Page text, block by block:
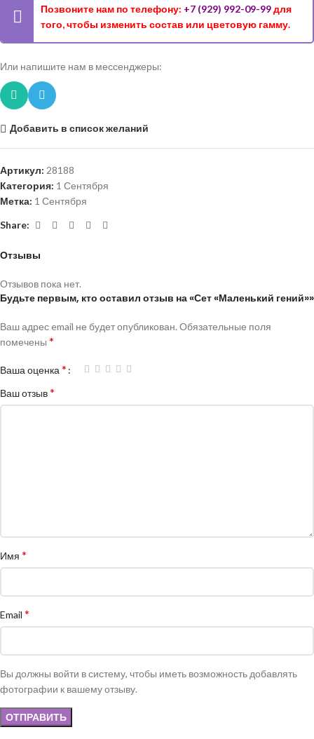
Позвоните нам по телефону: +7 (929) 992-09-99для
того, чтобы изменить состав или цветовую гамму.
Или напишите нам в мессенджеры:
Добавить в список желаний
Артикул: 28188
Категория: 1 Сентября
Метка: 1 Сентября
Share:
Отзывы
Отзывов пока нет.
Будьте первым, кто оставил отзыв на «Сет «Маленький гений»»
Ваш адрес email не будет опубликован. Обязательные поля
помечены *
Ваша оценка *
Ваш отзыв*
Имя *
Email *
Вы должны войти в систему, чтобы иметь возможность добавлять
фотографии к вашему отзыву.